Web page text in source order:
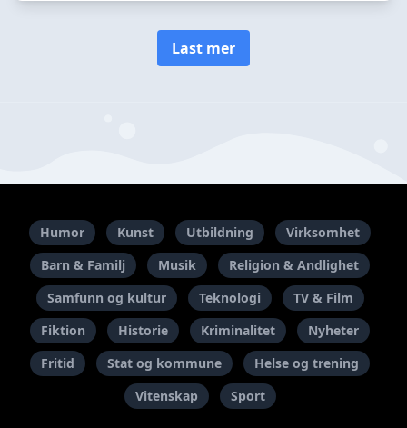
Last mer
Humor Kunst Utbildning
Virksomhet
Barn & Familj
Musik
Religion & Andlighet
Samfunn og kultur
Teknologi
TV & Film
Fiktion
Historie Kriminalitet
Nyheter
Fritid
Stat og kommune
Helse og trening
Vitenskap
Sport